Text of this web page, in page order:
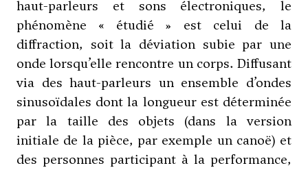
haut-parleurs et sons électroniques, le
phénomène « étudié » est celui de la
diffraction, soit la déviation subie par une
onde lorsqu’elle rencontre un corps. Diffusant
via des haut-parleurs un ensemble d’ondes
sinusoïdales dont la longueur est déterminée
par la taille des objets (dans la version
initiale de la pièce, par exemple un canoë) et
des personnes participant à la performance,